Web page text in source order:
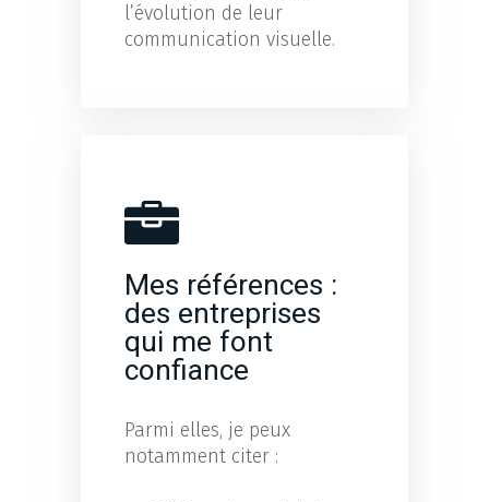
l’évolution de leur
communication visuelle.
Mes références :
des entreprises
qui me font
confiance
Parmi elles, je peux
notamment citer :